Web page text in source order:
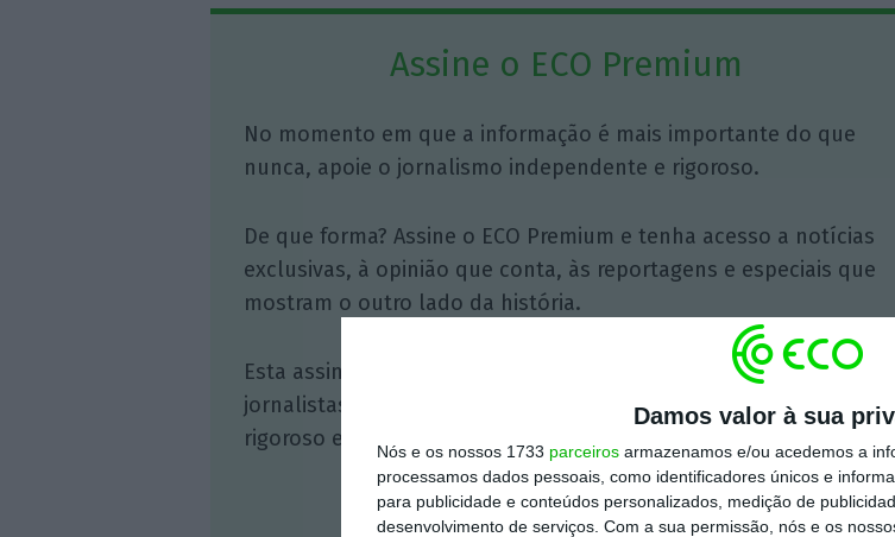
Damos valor à sua
Nós e os nossos 1733 parceiros armazenamos e/ou acedemos a
processamos dados pessoais, como identificadores únicos e
para publicidade e conteúdos personalizados, medição de
desenvolvimento de serviços. Com a sua permissão, nós e os
Assine o ECO Premium
No momento em que a informação é mais importante do que
nunca, apoie o jornalismo independente e rigoroso.
De que forma? Assine o ECO Premium e tenha acesso a notícias
exclusivas, à opinião que conta, às reportagens e especiais que
mostram o outro lado da história.
Esta assinatura é uma forma de apoiar o ECO e os seus
jornalistas. A nossa contrapartida é o jornalismo independente,
rigoroso e credível.
Assine já